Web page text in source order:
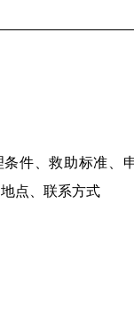
条件、救助标准、
点、联系方式